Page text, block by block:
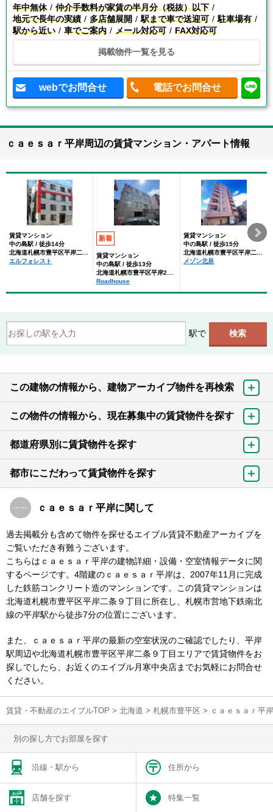
年中無休
仲介手数料が家賃の半月分（税抜）以下
地元で長年の実績
多店舗展開 駅まで車で送迎可
駐車場有
駅から近い
車でご案内 メール対応可 FAX対応可
掲載物件一覧を見る
webでお問合せ 電話でお問合せ
ｃａｅｓａｒ平岸周辺の賃貸マンション・アパート情報
賃貸マンション
中の島駅 / 徒歩14分
エルフォレスト
新着
賃貸マンション
中の島駅 / 徒歩13分
Roadhouse
賃貸マンション
中の島駅 / 徒歩15分
メゾン北辰
駅で
この建物の情報から、建物アーカイブ物件を再検索
この物件の情報から、現在募集中の賃貸物件を探す
都道府県別に賃貸物件を探す
都市にこだわって賃貸物件を探す
ｃａｅｓａｒ平岸に関して
過去掲載分も含めて物件を探せるエイブル賃貸不動産アーカイブを
ご覧いただき有難うございます。
こちらはｃａｅｓａｒ平岸の建物詳細・設備・空室情報データに関
するページです。4階建のｃａｅｓａｒ平岸は、2007年11月に完成
した鉄筋コンクリート造のマンションです。この賃貸マンションは
北海道札幌市豊平区平岸二条９丁目に所在し、札幌市営地下鉄南北
線の平岸駅から徒歩7分の位置にございます。
また、ｃａｅｓａｒ平岸の最新の空室状況のご確認でしたり、平岸
駅周辺や北海道札幌市豊平区平岸二条９丁目エリアで賃貸物件をお
探しでしたら、お近くのエイブル月寒中央店までお気軽にお問合せ
ください。
賃貸・不動産のエイブルTOP > 北海道 > 札幌市豊平区 > ｃａｅｓａｒ平
別の探し方でお部屋を探す
沿線・駅から 住所から
店舗を探す 特集一覧